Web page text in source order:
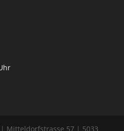
Mitteldorfstrasse 57 | 5033